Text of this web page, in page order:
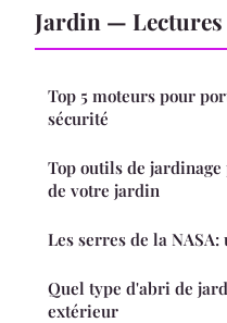
Jardin —
Top 5 moteurs pour
sécurité
Top outils de
de votre jardin
Les serres de la
Quel type d'abri de
extérieur